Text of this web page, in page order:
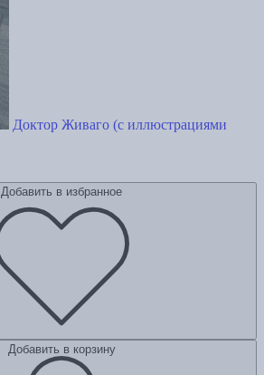
Доктор Живаго (с иллюстрациями
Добавить в избранное
Добавить в корзину